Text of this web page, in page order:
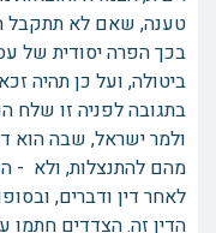
טענה, שאם לא תתקבל
בכך הפרה יסודית של
ביטולה, ועל כן תהיה
בתגובה לפניה זו שלח
ולמר ישראל, שבה הוא
מהם להתנצלות, ולא -
לאחר דין ודברים,
הדין זה. הצדדים חתמו